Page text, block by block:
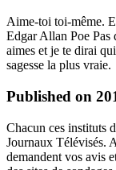
Aime-toi toi-même.
Edgar Allan Poe
aimes et je te dirai
sagesse la plus vraie.
Published on
Chacun ces instituts
Journaux Télévisés.
demandent vos avis